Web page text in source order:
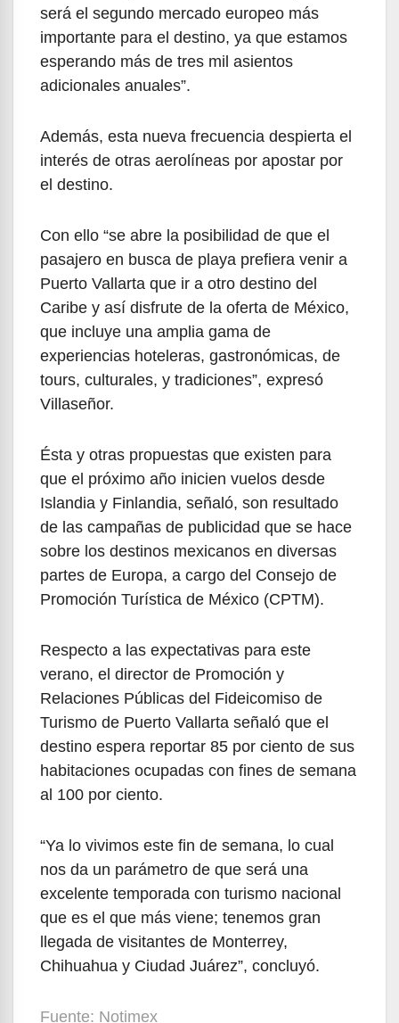
será el segundo mercado europeo más
importante para el destino, ya que estamos
esperando más de tres mil asientos
adicionales anuales”.
Además, esta nueva frecuencia despierta el
interés de otras aerolíneas por apostar por
el destino.
Con ello “se abre la posibilidad de que el
pasajero en busca de playa prefiera venir a
Puerto Vallarta que ir a otro destino del
Caribe y así disfrute de la oferta de México,
que incluye una amplia gama de
experiencias hoteleras, gastronómicas, de
tours, culturales, y tradiciones”, expresó
Villaseñor.
Ésta y otras propuestas que existen para
que el próximo año inicien vuelos desde
Islandia y Finlandia, señaló, son resultado
de las campañas de publicidad que se hace
sobre los destinos mexicanos en diversas
partes de Europa, a cargo del Consejo de
Promoción Turística de México (CPTM).
Respecto a las expectativas para este
verano, el director de Promoción y
Relaciones Públicas del Fideicomiso de
Turismo de Puerto Vallarta señaló que el
destino espera reportar 85 por ciento de sus
habitaciones ocupadas con fines de semana
al 100 por ciento.
“Ya lo vivimos este fin de semana, lo cual
nos da un parámetro de que será una
excelente temporada con turismo nacional
que es el que más viene; tenemos gran
llegada de visitantes de Monterrey,
Chihuahua y Ciudad Juárez”, concluyó.
Fuente: Notimex